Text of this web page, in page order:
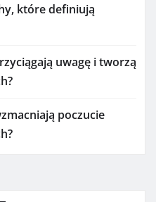
które definiują
uwagę i tworzą
poczucie